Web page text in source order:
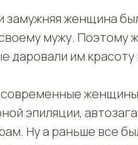
женщина
мужу. Поэтому
даровали им
эпиляции,
Ну а раньше все